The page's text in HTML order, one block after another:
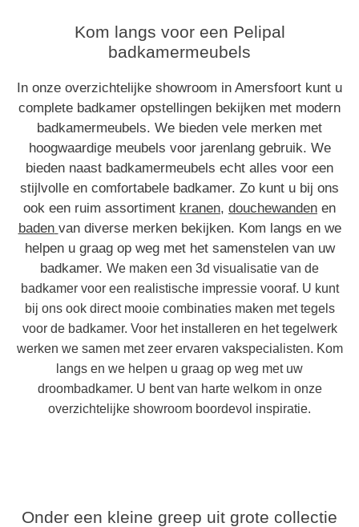
Kom langs voor een Pelipal
badkamermeubels
In onze overzichtelijke showroom in Amersfoort kunt u
complete badkamer opstellingen bekijken met modern
badkamermeubels. We bieden vele merken met
hoogwaardige meubels voor jarenlang gebruik. We
bieden naast badkamermeubels echt alles voor een
stijlvolle en comfortabele badkamer. Zo kunt u bij ons
ook een ruim assortiment kranen, douchewanden en
baden van diverse merken bekijken. Kom langs en we
helpen u graag op weg met het samenstelen van uw
badkamer. We maken een 3d visualisatie van de
badkamer voor een realistische impressie vooraf. U kunt
bij ons ook direct mooie combinaties maken met tegels
voor de badkamer. Voor het installeren en het tegelwerk
werken we samen met zeer ervaren vakspecialisten. Kom
langs en we helpen u graag op weg met uw
droombadkamer. U bent van harte welkom in onze
overzichtelijke showroom boordevol inspiratie.
Onder een kleine greep uit grote collectie